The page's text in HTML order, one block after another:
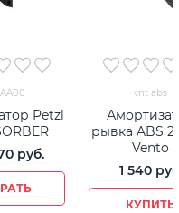
Petzl
руб.
vnt abs
рывка ABS
Vento
1 540
КУПИТЬ